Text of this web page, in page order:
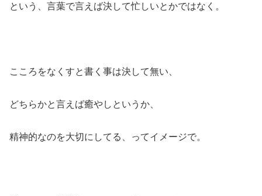
という、言葉で言えば決して忙しいとかではなく。
こころをなくすと書く事は決して無い、
どちらかと言えば癒やしというか、
精神的なのを大切にしてる、ってイメージで。